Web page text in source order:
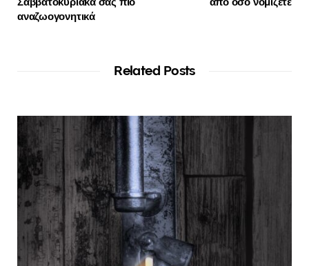
αναζωογονητικά
Related Posts